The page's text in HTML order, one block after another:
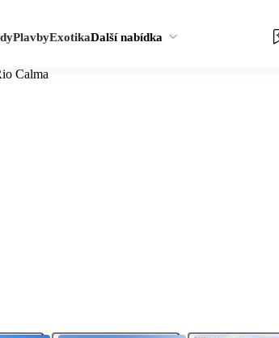
PlavbyExotikaDalší nabídka
Calma